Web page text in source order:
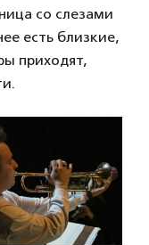
со слезами
есть близкие,
приходят,